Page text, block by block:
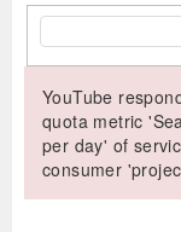
YouTube
quota metric
per day' of
consumer